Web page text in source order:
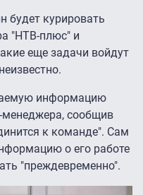
будет курировать
"НТВ-плюс" и
еще задачи войдут
информацию
менеджера, сообщив
к команде". Сам
о его работе
"преждевременно".